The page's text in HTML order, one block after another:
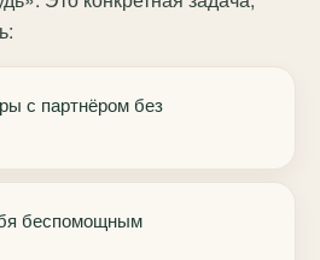
с партнёром без
беспомощным